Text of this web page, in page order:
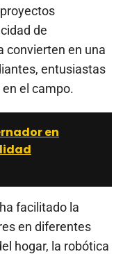
de
convierten en una
entusiastas
el campo.
en
facilitado la
en diferentes
hogar, la robótica